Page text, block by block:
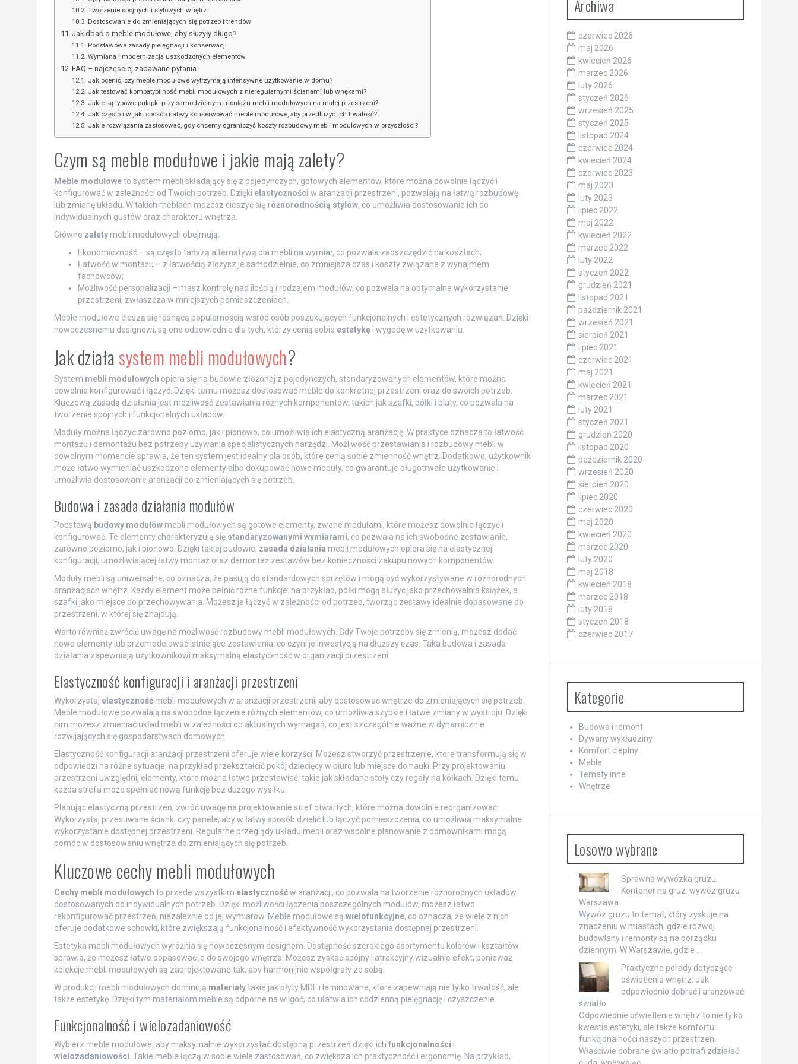
Tworzenie spójnych i stylowych wnętrz
Dostosowanie do zmieniających się potrzeb i trendów
Jak dbać o meble modułowe, aby służyły długo?
Podstawowe zasady pielęgnacji i konserwacji
Wymiana i modernizacja uszkodzonych elementów
FAQ – najczęściej zadawane pytania
Jak ocenić, czy meble modułowe wytrzymają intensywne użytkowanie w domu?
Jak testować kompatybilność mebli modułowych z nieregularnymi ścianami lub wnękami?
Jakie są typowe pułapki przy samodzielnym montażu mebli modułowych na małej przestrzeni?
Jak często i w jaki sposób należy konserwować meble modułowe, aby przedłużyć ich trwałość?
Jakie rozwiązania zastosować, gdy chcemy ograniczyć koszty rozbudowy mebli modułowych w przyszłości?
Czym są meble modułowe i jakie mają zalety?
Meble modułoweto system mebli składający się z pojedynczych, gotowych elementów, które można dowolnie łączyć i
konfigurować w zależności od Twoich potrzeb. Dzięki elastyczności w aranżacji przestrzeni, pozwalają na łatwą rozbudowę
lub zmianę układu. W takich meblach możesz cieszyć się różnorodnością stylów, co umożliwia dostosowanie ich do
indywidualnych gustów oraz charakteru wnętrza.
Główne zaletymebli modułowych obejmują:
Ekonomiczność – są często tańszą alternatywą dla mebli na wymiar, co pozwala zaoszczędzić na kosztach;
Łatwość w montażu – z łatwością złożysz je samodzielnie, co zmniejsza czas i koszty związane z wynajmem
fachowców;
Możliwość personalizacji – masz kontrolę nad ilością i rodzajem modułów, co pozwala na optymalne wykorzystanie
przestrzeni, zwłaszcza w mniejszych pomieszczeniach.
Meble modułowe cieszą się rosnącą popularnością wśród osób poszukujących funkcjonalnych i estetycznych rozwiązań. Dzięki
nowoczesnemu designowi, są one odpowiednie dla tych, którzy cenią sobie estetykę i wygodę w użytkowaniu.
Jak działasystem mebli modułowych?
System mebli modułowych opiera się na budowie złożonej z pojedynczych, standaryzowanych elementów, które można
dowolnie konfigurować i łączyć. Dzięki temu możesz dostosować meble do konkretnej przestrzeni oraz do swoich potrzeb.
Kluczową zasadą działania jest możliwość zestawiania różnych komponentów, takich jak szafki, półki i blaty, co pozwala na
tworzenie spójnych i funkcjonalnych układów.
Moduły można łączyć zarówno poziomo, jak i pionowo, co umożliwia ich elastyczną aranżację. W praktyce oznacza to łatwość
montażu i demontażu bez potrzeby używania specjalistycznych narzędzi. Możliwość przestawiania i rozbudowy mebli w
dowolnym momencie sprawia, że ten system jest idealny dla osób, które cenią sobie zmienność wnętrz. Dodatkowo, użytkownik
może łatwo wymieniać uszkodzone elementy albo dokupować nowe moduły, co gwarantuje długotrwałe użytkowanie i
umożliwia dostosowanie aranżacji do zmieniających się potrzeb.
Budowa i zasada działania modułów
Podstawą budowy modułówmebli modułowych są gotowe elementy, zwane modułami, które możesz dowolnie łączyć i
konfigurować. Te elementy charakteryzują się standaryzowanymi wymiarami, co pozwala na ich swobodne zestawianie,
zarówno poziomo, jak i pionowo. Dzięki takiej budowie, zasada działania mebli modułowych opiera się na elastycznej
konfiguracji, umożliwiającej łatwy montaż oraz demontaż zestawów bez konieczności zakupu nowych komponentów.
Moduły mebli są uniwersalne, co oznacza, że pasują do standardowych sprzętów i mogą być wykorzystywane w różnorodnych
aranżacjach wnętrz. Każdy element może pełnić różne funkcje: na przykład, półki mogą służyć jako przechowalnia książek, a
szafki jako miejsce do przechowywania. Możesz je łączyć w zależności od potrzeb, tworząc zestawy idealnie dopasowane do
przestrzeni, w której się znajdują.
Warto również zwrócić uwagę na możliwość rozbudowy mebli modułowych. Gdy Twoje potrzeby się zmienią, możesz dodać
nowe elementy lub przemodelować istniejące zestawienia, co czyni je inwestycją na dłuższy czas. Taka budowa i zasada
działania zapewniają użytkownikowi maksymalną elastyczność w organizacji przestrzeni.
Elastyczność konfiguracji i aranżacji przestrzeni
Wykorzystaj elastycznośćmebli modułowych w aranżacji przestrzeni, aby dostosować wnętrze do zmieniających się potrzeb.
Meble modułowe pozwalają na swobodne łączenie różnych elementów, co umożliwia szybkie i łatwe zmiany w wystroju. Dzięki
nim możesz zmieniać układ mebli w zależności od aktualnych wymagań, co jest szczególnie ważne w dynamicznie
rozwijających się gospodarstwach domowych.
Elastyczność konfiguracji aranżacji przestrzeni oferuje wiele korzyści. Możesz stworzyć przestrzenie, które transformują się w
odpowiedzi na różne sytuacje, na przykład przekształcić pokój dziecięcy w biuro lub miejsce do nauki. Przy projektowaniu
przestrzeni uwzględnij elementy, które można łatwo przestawiać, takie jak składane stoły czy regały na kółkach. Dzięki temu
każda strefa może spełniać nową funkcję bez dużego wysiłku.
Planując elastyczną przestrzeń, zwróć uwagę na projektowanie stref otwartych, które można dowolnie reorganizować.
Wykorzystaj przesuwane ścianki czy panele, aby w łatwy sposób dzielić lub łączyć pomieszczenia, co umożliwia maksymalne
wykorzystanie dostępnej przestrzeni. Regularne przeglądy układu mebli oraz wspólne planowanie z domownikami mogą
pomóc w dostosowaniu wnętrza do zmieniających się potrzeb.
Kluczowe cechy mebli modułowych
Cechy mebli modułowych to przede wszystkim elastycznośćw aranżacji, co pozwala na tworzenie różnorodnych układów
dostosowanych do indywidualnych potrzeb. Dzięki możliwości łączenia poszczególnych modułów, możesz łatwo
rekonfigurować przestrzeń, niezależnie od jej wymiarów. Meble modułowe są wielofunkcyjne, co oznacza, że wiele z nich
oferuje dodatkowe schowki, które zwiększają funkcjonalność i efektywność wykorzystania dostępnej przestrzeni.
Estetyka mebli modułowych wyróżnia się nowoczesnym designem. Dostępność szerokiego asortymentu kolorów i kształtów
sprawia, że możesz łatwo dopasować je do swojego wnętrza. Możesz zyskać spójny i atrakcyjny wizualnie efekt, ponieważ
kolekcje mebli modułowych są zaprojektowane tak, aby harmonijnie współgrały ze sobą.
W produkcji mebli modułowych dominują materiałytakie jak płyty MDF i laminowane, które zapewniają nie tylko trwałość, ale
także estetykę. Dzięki tym materiałom meble są odporne na wilgoć, co ułatwia ich codzienną pielęgnację i czyszczenie.
Funkcjonalność i wielozadaniowość
Wybierz meble modułowe, aby maksymalnie wykorzystać dostępną przestrzeń dzięki ich funkcjonalności i
wielozadaniowości . Takie meble łączą w sobie wiele zastosowań, co zwiększa ich praktyczność i ergonomię. Na przykład,
Archiwa
czerwiec 2026
maj 2026
kwiecień 2026
marzec 2026
luty 2026
styczeń 2026
wrzesień 2025
styczeń 2025
listopad 2024
czerwiec 2024
kwiecień 2024
czerwiec 2023
maj 2023
luty 2023
lipiec 2022
maj 2022
kwiecień 2022
marzec 2022
luty 2022
styczeń 2022
grudzień 2021
listopad 2021
październik 2021
wrzesień 2021
sierpień 2021
lipiec 2021
czerwiec 2021
maj 2021
kwiecień 2021
marzec 2021
luty 2021
styczeń 2021
grudzień 2020
listopad 2020
październik 2020
wrzesień 2020
sierpień 2020
lipiec 2020
czerwiec 2020
maj 2020
kwiecień 2020
marzec 2020
luty 2020
maj 2018
kwiecień 2018
marzec 2018
luty 2018
styczeń 2018
czerwiec 2017
Kategorie
Budowa i remont
Dywany wykładziny
Komfort cieplny
Meble
Tematy inne
Wnętrze
Losowo wybrane
Sprawna wywózka gruzu.
Kontener na gruz: wywóz gruzu
Warszawa
Wywóz gruzu to temat, który zyskuje na
znaczeniu w miastach, gdzie rozwój
budowlany i remonty są na porządku
dziennym. W Warszawie, gdzie …
Praktyczne porady dotyczące
oświetlenia wnętrz: Jak
odpowiednio dobrać i aranżować
światło
Odpowiednie oświetlenie wnętrz to nie tylko
kwestia estetyki, ale także komfortu i
funkcjonalności naszych przestrzeni.
Właściwie dobrane światło potrafi zdziałać